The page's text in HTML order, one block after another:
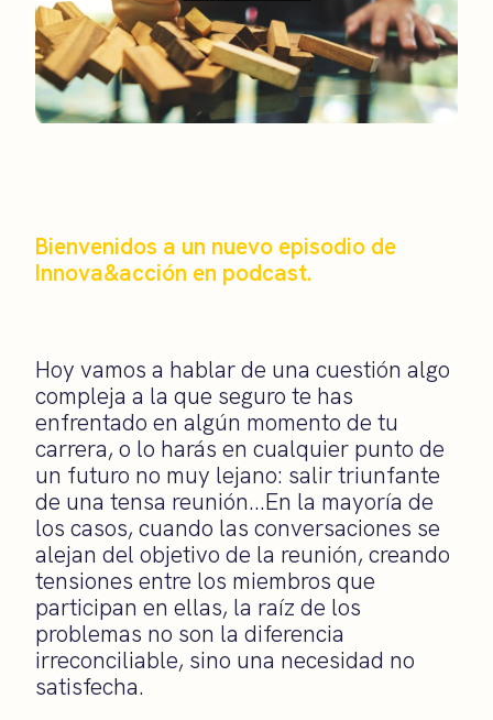
Bienvenidos a un nuevo episodio de
Innova&acción en podcast.
Hoy vamos a hablar de una cuestión algo
compleja a la que seguro te has
enfrentado en algún momento de tu
carrera, o lo harás en cualquier punto de
un futuro no muy lejano: salir triunfante
de una tensa reunión…En la mayoría de
los casos, cuando las conversaciones se
alejan del objetivo de la reunión, creando
tensiones entre los miembros que
participan en ellas, la raíz de los
problemas no son la diferencia
irreconciliable, sino una necesidad no
satisfecha.